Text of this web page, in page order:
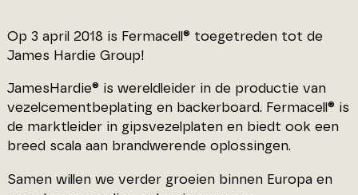
Op 3 april 2018 is Fermacell® toegetreden tot de
James Hardie Group!
JamesHardie® is wereldleider in de productie van
vezelcementbeplating en backerboard. Fermacell® is
de marktleider in gipsvezelplaten en biedt ook een
breed scala aan brandwerende oplossingen.
Samen willen we verder groeien binnen Europa en